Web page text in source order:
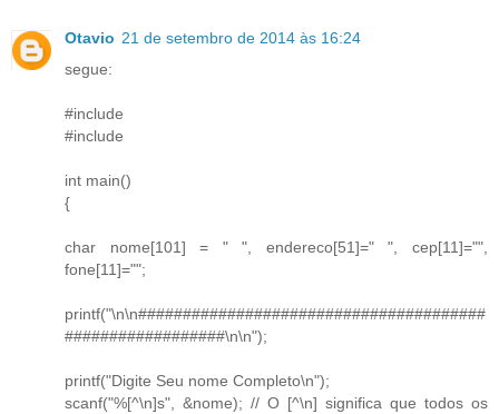
Otavio 21 de setembro de 2014 às 16:24
segue:
#include
#include
int main()
{
char nome[101] = " ", endereco[51]=" ", cep[11]="",
fone[11]="";
printf("\n\n#######################################
##################\n\n");
printf("Digite Seu nome Completo\n");
scanf("%[^\n]s", &nome); // O [^\n] significa que todos os